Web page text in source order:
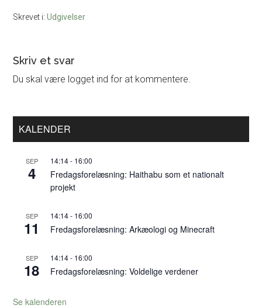
Skrevet i:Udgivelser
Læserinteraktioner
Skriv et svar
Du skal være logget ind for at kommentere.
Primær
Sidebar
KALENDER
SEP
4
14:14- 16:00
Fredagsforelæsning: Haithabu som et nationalt
projekt
SEP
11
14:14- 16:00
Fredagsforelæsning: Arkæologi og Minecraft
SEP
18
14:14- 16:00
Fredagsforelæsning: Voldelige verdener
Se kalenderen